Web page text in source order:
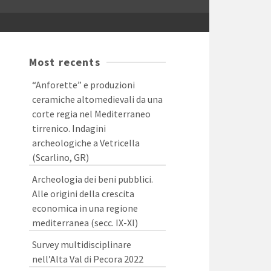
Most recents
“Anforette” e produzioni
ceramiche altomedievali da una
corte regia nel Mediterraneo
tirrenico. Indagini
archeologiche a Vetricella
(Scarlino, GR)
Archeologia dei beni pubblici.
Alle origini della crescita
economica in una regione
mediterranea (secc. IX-XI)
Survey multidisciplinare
nell’Alta Val di Pecora 2022